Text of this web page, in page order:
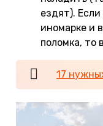
ездят).
иномарке и
поломка, то
17